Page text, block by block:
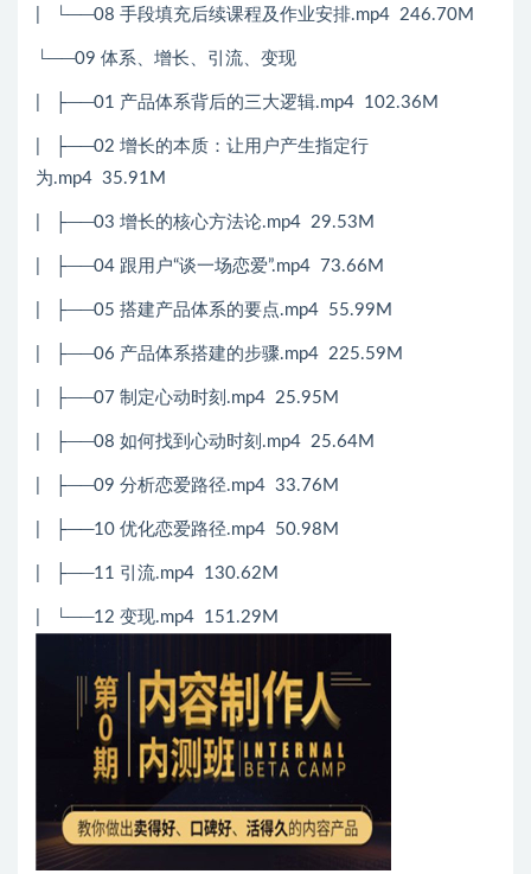
| └──08 手段填充后续课程及作业安排.mp4 246.70M
└──09 体系、增长、引流、变现
| ├──01 产品体系背后的三大逻辑.mp4 102.36M
| ├──02 增长的本质：让用户产生指定行
为.mp4 35.91M
| ├──03 增长的核心方法论.mp4 29.53M
| ├──04 跟用户“谈一场恋爱”.mp4 73.66M
| ├──05 搭建产品体系的要点.mp4 55.99M
| ├──06 产品体系搭建的步骤.mp4 225.59M
| ├──07 制定心动时刻.mp4 25.95M
| ├──08 如何找到心动时刻.mp4 25.64M
| ├──09 分析恋爱路径.mp4 33.76M
| ├──10 优化恋爱路径.mp4 50.98M
| ├──11 引流.mp4 130.62M
| └──12 变现.mp4 151.29M